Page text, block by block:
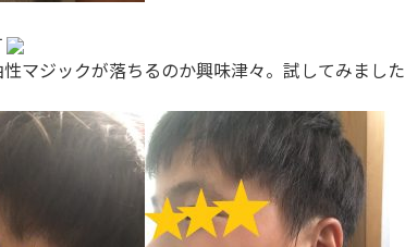
マジックが落ちるのか興味津々。試してみました